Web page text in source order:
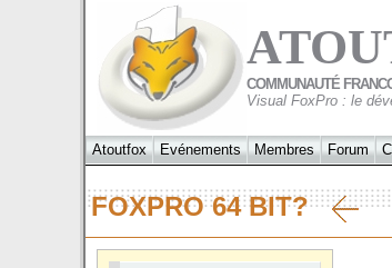
COMMUNAUTÉ
Visual FoxPro : le
Atoutfox Evénements Membres Forum
FOXPRO 64 BIT?